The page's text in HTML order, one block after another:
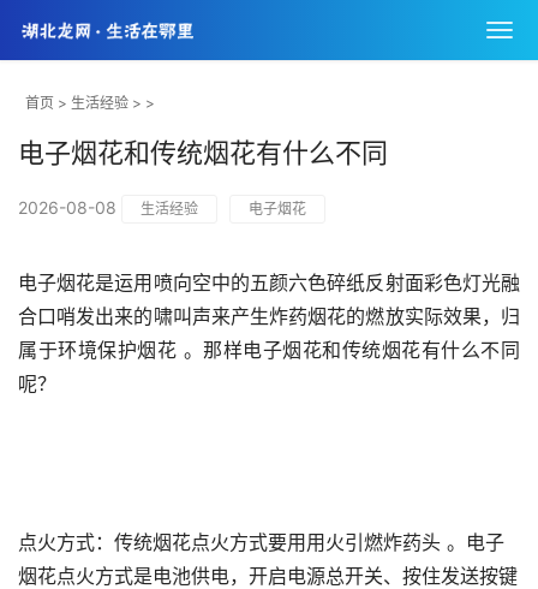
首页 > 生活经验 > >
电子烟花和传统烟花有什么不同
2026-08-08 生活经验 电子烟花
电子烟花是运用喷向空中的五颜六色碎纸反射面彩色灯光融
合口哨发出来的啸叫声来产生炸药烟花的燃放实际效果，归
属于环境保护烟花 。那样电子烟花和传统烟花有什么不同
呢？
点火方式：传统烟花点火方式要用用火引燃炸药头 。电子
烟花点火方式是电池供电，开启电源总开关、按住发送按键